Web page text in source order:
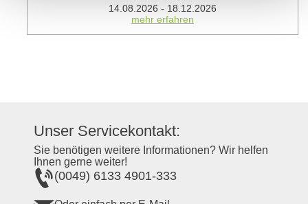
14.08.2026 - 18.12.2026
mehr erfahren
Unser Servicekontakt:
Sie benötigen weitere Informationen? Wir helfen
Ihnen gerne weiter!
(0049) 6133 4901-333